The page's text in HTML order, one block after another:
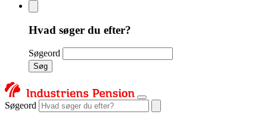
Hvad søger du efter?
Søgeord
Søg
Søgeord